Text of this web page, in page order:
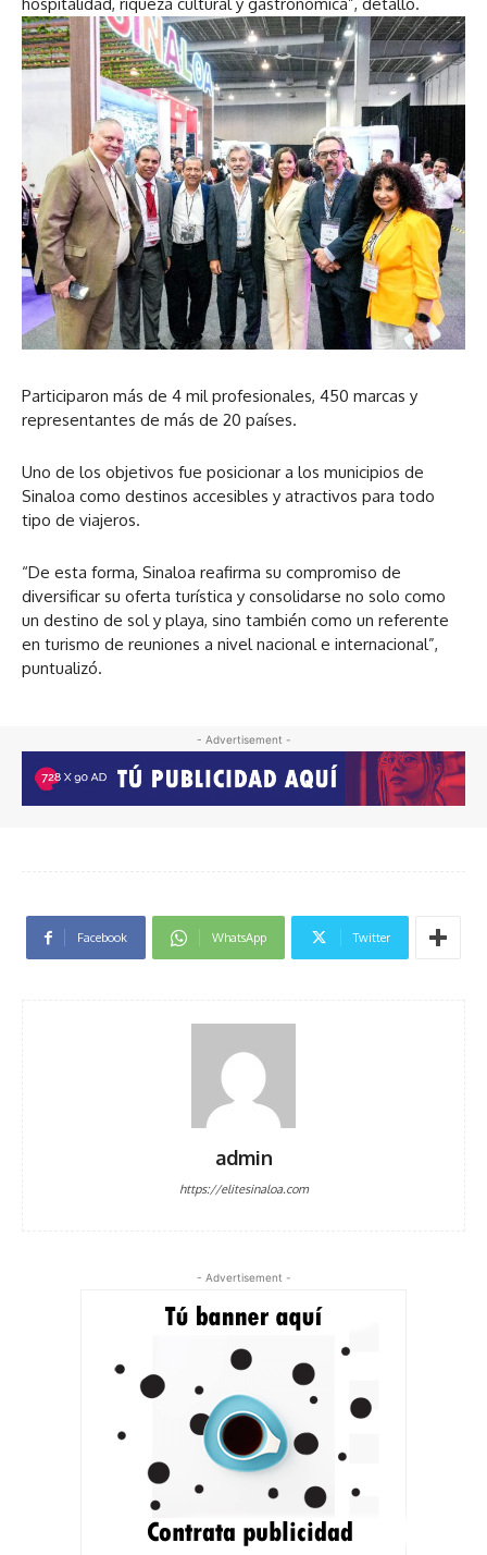
Participaron más de 4 mil profesionales, 450 marcas y
representantes de más de 20 países.
Uno de los objetivos fue posicionar a los municipios de
Sinaloa como destinos accesibles y atractivos para todo
tipo de viajeros.
“De esta forma, Sinaloa reafirma su compromiso de
diversificar su oferta turística y consolidarse no solo como
un destino de sol y playa, sino también como un referente
en turismo de reuniones a nivel nacional e internacional”,
puntualizó.
- Advertisement -
Facebook WhatsApp Twitter
admin
https://elitesinaloa.com
- Advertisement -